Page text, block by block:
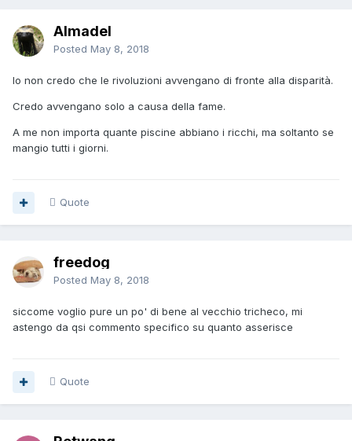
Almadel
Posted May 8, 2018
Io non credo che le rivoluzioni avvengano di fronte alla disparità.
Credo avvengano solo a causa della fame.
A me non importa quante piscine abbiano i ricchi, ma soltanto se
mangio tutti i giorni.
Quote
freedog
Posted May 8, 2018
siccome voglio pure un po' di bene al vecchio tricheco, mi
astengo da qsi commento specifico su quanto asserisce
Quote